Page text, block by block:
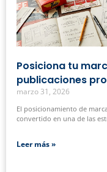
Posiciona tu
publicaciones
marzo 31, 2026
El posicionamiento de
convertido en una de las
Leer más »